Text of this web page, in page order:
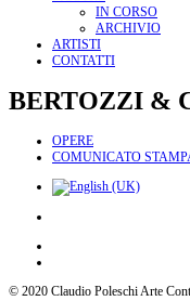
IN CORSO
ARCHIVIO
ARTISTI
CONTATTI
BERTOZZI &
OPERE
COMUNICATO
© 2020 Claudio Poleschi Arte